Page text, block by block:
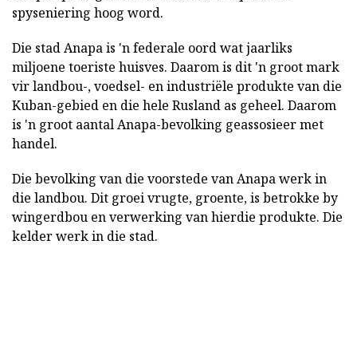
spyseniering hoog word.
Die stad Anapa is 'n federale oord wat jaarliks
miljoene toeriste huisves. Daarom is dit 'n groot mark
vir landbou-, voedsel- en industriële produkte van die
Kuban-gebied en die hele Rusland as geheel. Daarom
is 'n groot aantal Anapa-bevolking geassosieer met
handel.
Die bevolking van die voorstede van Anapa werk in
die landbou. Dit groei vrugte, groente, is betrokke by
wingerdbou en verwerking van hierdie produkte. Die
kelder werk in die stad.